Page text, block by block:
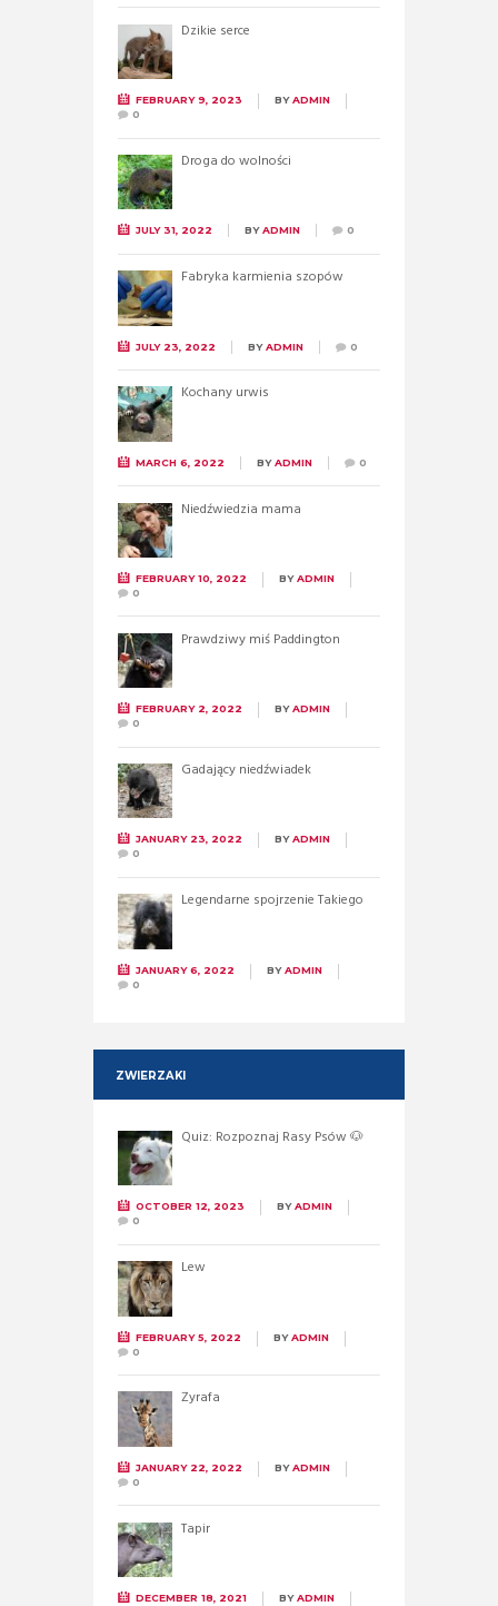
Dzikie serce
FEBRUARY 9, 2023 BYADMIN
0
Droga do wolności
JULY 31, 2022 BYADMIN 0
Fabryka karmienia szopów
JULY 23, 2022 BYADMIN 0
Kochany urwis
MARCH 6, 2022 BYADMIN 0
Niedźwiedzia mama
FEBRUARY 10, 2022 BYADMIN
0
Prawdziwy miś Paddington
FEBRUARY 2, 2022 BYADMIN
0
Gadający niedźwiadek
JANUARY 23, 2022 BYADMIN
0
Legendarne spojrzenie Takiego
JANUARY 6, 2022 BYADMIN
0
ZWIERZAKI
Quiz: Rozpoznaj Rasy Psów 🐶
OCTOBER 12, 2023 BYADMIN
0
Lew
FEBRUARY 5, 2022 BYADMIN
0
Żyrafa
JANUARY 22, 2022 BYADMIN
0
Tapir
DECEMBER 18, 2021 BYADMIN